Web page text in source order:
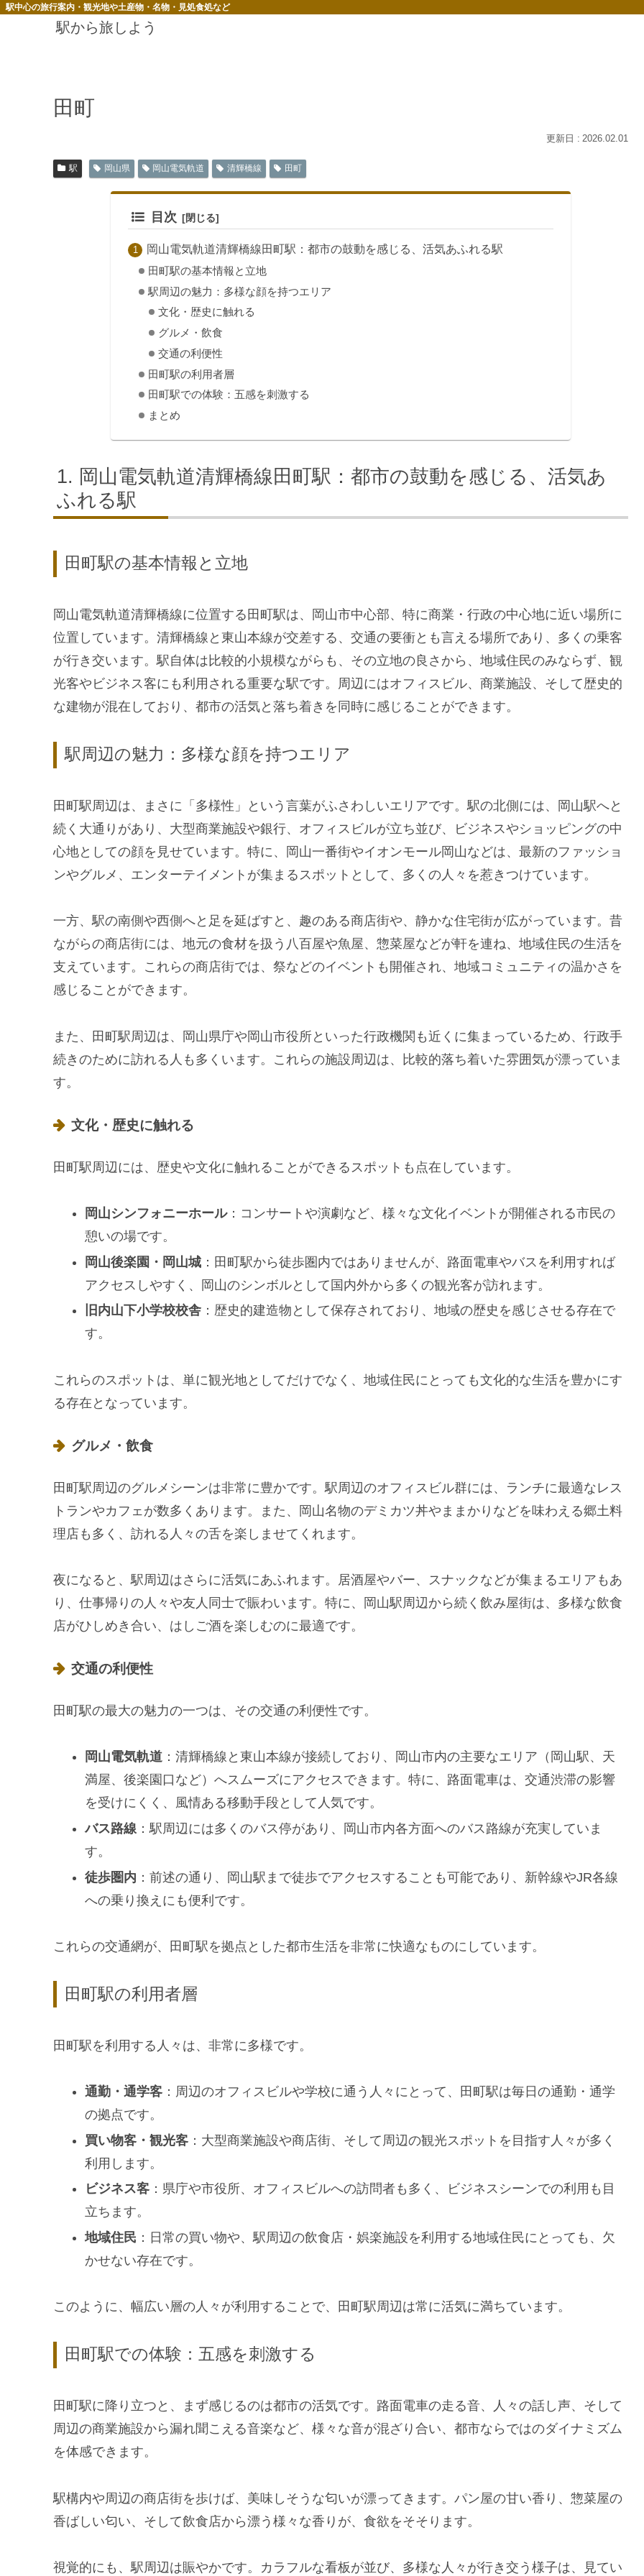
駅中心の旅行案内・観光地や土産物・名物・見処食処など
駅から旅しよう
田町
2026.02.01
駅 岡山県 岡山電気軌道 清輝橋線 田町
目次
岡山電気軌道清輝橋線田町駅：都市の鼓動を感じる、活気あふれる駅
田町駅の基本情報と立地
駅周辺の魅力：多様な顔を持つエリア
文化・歴史に触れる
グルメ・飲食
交通の利便性
田町駅の利用者層
田町駅での体験：五感を刺激する
まとめ
岡山電気軌道清輝橋線田町駅：都市の鼓動を感じる、活気あ
ふれる駅
田町駅の基本情報と立地
岡山電気軌道清輝橋線に位置する田町駅は、岡山市中心部、特に商業・行政の中心地に近い場所に
位置しています。清輝橋線と東山本線が交差する、交通の要衝とも言える場所であり、多くの乗客
が行き交います。駅自体は比較的小規模ながらも、その立地の良さから、地域住民のみならず、観
光客やビジネス客にも利用される重要な駅です。周辺にはオフィスビル、商業施設、そして歴史的
な建物が混在しており、都市の活気と落ち着きを同時に感じることができます。
駅周辺の魅力：多様な顔を持つエリア
田町駅周辺は、まさに「多様性」という言葉がふさわしいエリアです。駅の北側には、岡山駅へと
続く大通りがあり、大型商業施設や銀行、オフィスビルが立ち並び、ビジネスやショッピングの中
心地としての顔を見せています。特に、岡山一番街やイオンモール岡山などは、最新のファッショ
ンやグルメ、エンターテイメントが集まるスポットとして、多くの人々を惹きつけています。
一方、駅の南側や西側へと足を延ばすと、趣のある商店街や、静かな住宅街が広がっています。昔
ながらの商店街には、地元の食材を扱う八百屋や魚屋、惣菜屋などが軒を連ね、地域住民の生活を
支えています。これらの商店街では、祭などのイベントも開催され、地域コミュニティの温かさを
感じることができます。
また、田町駅周辺は、岡山県庁や岡山市役所といった行政機関も近くに集まっているため、行政手
続きのために訪れる人も多くいます。これらの施設周辺は、比較的落ち着いた雰囲気が漂っていま
す。
文化・歴史に触れる
田町駅周辺には、歴史や文化に触れることができるスポットも点在しています。
岡山シンフォニーホール：コンサートや演劇など、様々な文化イベントが開催される市民の
憩いの場です。
岡山後楽園・岡山城：田町駅から徒歩圏内ではありませんが、路面電車やバスを利用すれば
アクセスしやすく、岡山のシンボルとして国内外から多くの観光客が訪れます。
旧内山下小学校校舎：歴史的建造物として保存されており、地域の歴史を感じさせる存在で
す。
これらのスポットは、単に観光地としてだけでなく、地域住民にとっても文化的な生活を豊かにす
る存在となっています。
グルメ・飲食
田町駅周辺のグルメシーンは非常に豊かです。駅周辺のオフィスビル群には、ランチに最適なレス
トランやカフェが数多くあります。また、岡山名物のデミカツ丼やままかりなどを味わえる郷土料
理店も多く、訪れる人々の舌を楽しませてくれます。
夜になると、駅周辺はさらに活気にあふれます。居酒屋やバー、スナックなどが集まるエリアもあ
り、仕事帰りの人々や友人同士で賑わいます。特に、岡山駅周辺から続く飲み屋街は、多様な飲食
店がひしめき合い、はしご酒を楽しむのに最適です。
交通の利便性
田町駅の最大の魅力の一つは、その交通の利便性です。
岡山電気軌道：清輝橋線と東山本線が接続しており、岡山市内の主要なエリア（岡山駅、天
満屋、後楽園口など）へスムーズにアクセスできます。特に、路面電車は、交通渋滞の影響
を受けにくく、風情ある移動手段として人気です。
バス路線：駅周辺には多くのバス停があり、岡山市内各方面へのバス路線が充実していま
す。
徒歩圏内 ：前述の通り、岡山駅まで徒歩でアクセスすることも可能であり、新幹線やJR各線
への乗り換えにも便利です。
これらの交通網が、田町駅を拠点とした都市生活を非常に快適なものにしています。
田町駅の利用者層
田町駅を利用する人々は、非常に多様です。
通勤・通学客：周辺のオフィスビルや学校に通う人々にとって、田町駅は毎日の通勤・通学
の拠点です。
買い物客・観光客：大型商業施設や商店街、そして周辺の観光スポットを目指す人々が多く
利用します。
ビジネス客：県庁や市役所、オフィスビルへの訪問者も多く、ビジネスシーンでの利用も目
立ちます。
地域住民 ：日常の買い物や、駅周辺の飲食店・娯楽施設を利用する地域住民にとっても、欠
かせない存在です。
このように、幅広い層の人々が利用することで、田町駅周辺は常に活気に満ちています。
田町駅での体験：五感を刺激する
田町駅に降り立つと、まず感じるのは都市の活気です。路面電車の走る音、人々の話し声、そして
周辺の商業施設から漏れ聞こえる音楽など、様々な音が混ざり合い、都市ならではのダイナミズム
を体感できます。
駅構内や周辺の商店街を歩けば、美味しそうな匂いが漂ってきます。パン屋の甘い香り、惣菜屋の
香ばしい匂い、そして飲食店から漂う様々な香りが、食欲をそそります。
視覚的にも、駅周辺は賑やかです。カラフルな看板が並び、多様な人々が行き交う様子は、見てい